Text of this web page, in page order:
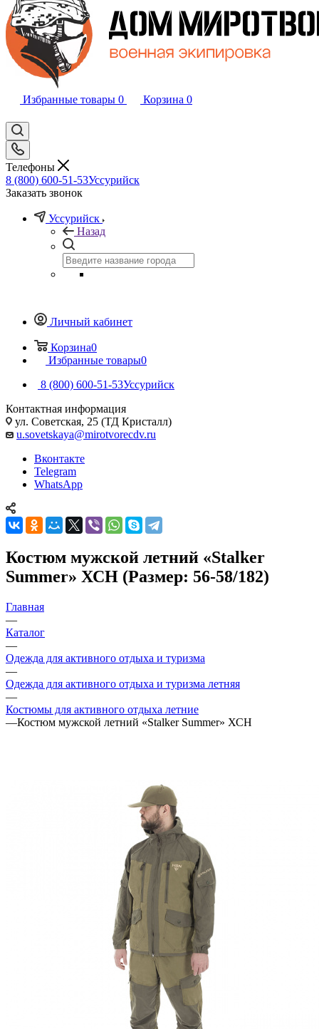
Избранные товары 0 Корзина 0
Телефоны
8 (800) 600-51-53Уссурийск
Заказать звонок
Уссурийск
Назад
Личный кабинет
Корзина0
Избранные товары0
8 (800) 600-51-53Уссурийск
Контактная информация
ул. Советская, 25 (ТД Кристалл)
u.sovetskaya@mirotvorecdv.ru
Вконтакте
Telegram
WhatsApp
Костюм мужской летний «Stalker
Summer» ХСН (Размер: 56-58/182)
Главная
—
Каталог
—
Одежда для активного отдыха и туризма
—
Одежда для активного отдыха и туризма летняя
—
Костюмы для активного отдыха летние
—Костюм мужской летний «Stalker Summer» ХСН